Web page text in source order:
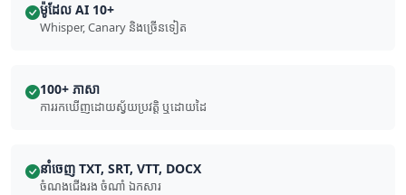
ម៉ូដែល AI 10+
Whisper, Canary និង​ច្រើន​ទៀត
100+ ភាសា
ការ​រក​ឃើញ​ដោយ​ស្វ័យ​ប្រវត្តិ ឬ​ដោយ​ដៃ
នាំចេញ TXT, SRT, VTT, DOCX
ចំណងជើង​រង ចំណាំ ឯកសារ